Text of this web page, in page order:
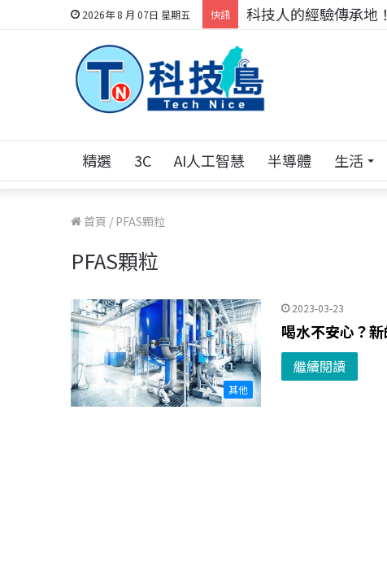
2026年 8 月 07日 星期五 快訊 科技人的經驗傳承地
精選 3C AI人工智慧 半導體 生活
首頁 / PFAS顆粒
PFAS顆粒
其他
2023-03-23
喝水不安心？
繼續閱讀